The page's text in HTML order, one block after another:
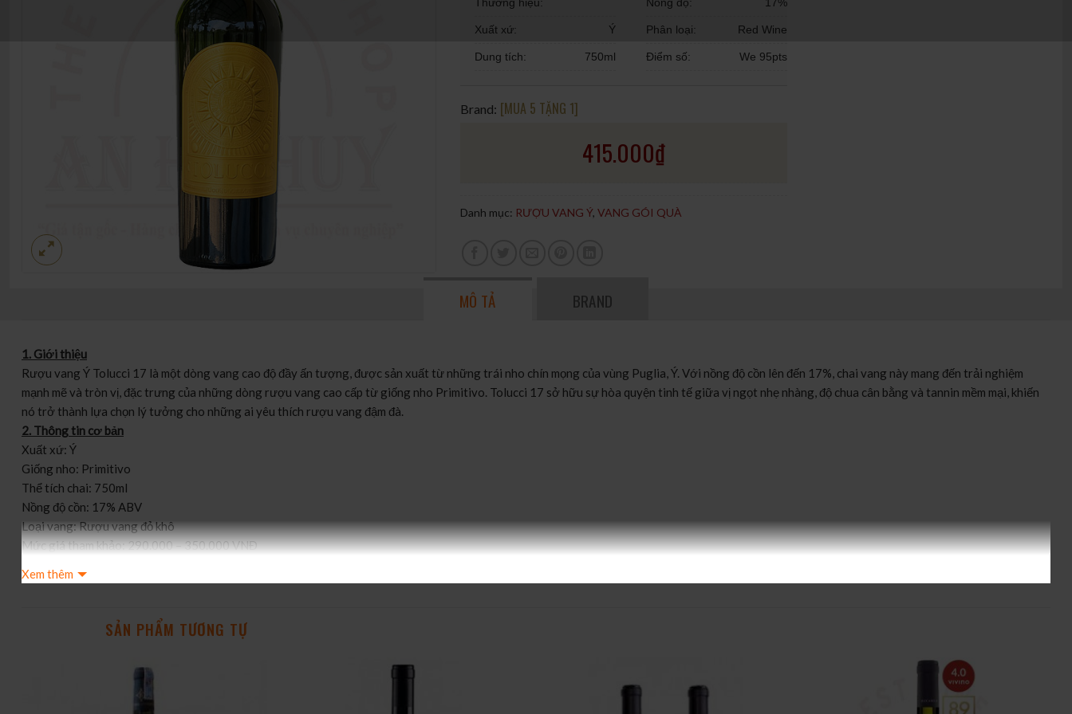
Xuất xứ: Ý
Dung tích: 750ml
Phân loại: Red Wine
Điểm số: We 95pts
Brand: [MUA 5 TẶNG 1]
415.000₫
Danh mục: RƯỢU VANG Ý, VANG GÓI QUÀ
MÔ TẢ BRAND
1. Giới thiệu
Rượu vang Ý Tolucci 17 là một dòng vang cao độ đầy ấn tượng, được sản xuất từ những trái nho chín mọng của vùng Puglia, Ý. Với nồng độ cồn lên đến 17%, chai vang này mang đến trải nghiệm
mạnh mẽ và tròn vị, đặc trưng của những dòng rượu vang cao cấp từ giống nho Primitivo. Tolucci 17 sở hữu sự hòa quyện tinh tế giữa vị ngọt nhẹ nhàng, độ chua cân bằng và tannin mềm mại, khiến
nó trở thành lựa chọn lý tưởng cho những ai yêu thích rượu vang đậm đà.
2. Thông tin cơ bản
Xuất xứ: Ý
Giống nho: Primitivo
Thể tích chai: 750ml
Nồng độ cồn: 17% ABV
Loại vang: Rượu vang đỏ khô
Mức giá tham khảo: 290.000 – 350.000 VNĐ
Màu sắc: Đỏ ruby đậm sâu, ánh tím quyến rũ.
Hương vị: Vị rượu dày dặn, tannin mềm mại và cân bằng với độ chua vừa phải, hậu vị kéo dài với cảm giác ấm áp và phức hợp.
Hậu vị: Dài lâu với nốt hương cacao, tiêu đen và một chút vị khói tinh tế.
Hương vị phong phú, cấu trúc vững chắc.
Xem thêm
SẢN PHẨM TƯƠNG TỰ